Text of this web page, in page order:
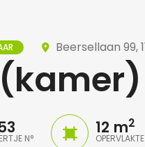
Beersellaan 99,
N°
12 m2
OPERVLAKTE